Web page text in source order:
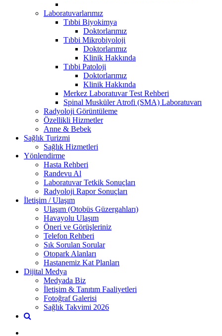
Laboratuvarlarımız
Tıbbi Biyokimya
Doktorlarımız
Tıbbi Mikrobiyoloji
Doktorlarımız
Klinik Hakkında
Tıbbi Patoloji
Doktorlarımız
Klinik Hakkında
Merkez Laboratuvar Test Rehberi
Spinal Musküler Atrofi (SMA) Laboratuvarı
Radyoloji Görüntüleme
Özellikli Hizmetler
Anne & Bebek
Sağlık Turizmi
Sağlık Hizmetleri
Yönlendirme
Hasta Rehberi
Randevu Al
Laboratuvar Tetkik Sonuçları
Radyoloji Rapor Sonuçları
İletişim / Ulaşım
Ulaşım (Otobüs Güzergahları)
Havayolu Ulaşım
Öneri ve Görüşleriniz
Telefon Rehberi
Sık Sorulan Sorular
Otopark Alanları
Hastanemiz Kat Planları
Dijital Medya
Medyada Biz
İletişim & Tanıtım Faaliyetleri
Fotoğraf Galerisi
Sağlık Takvimi 2026